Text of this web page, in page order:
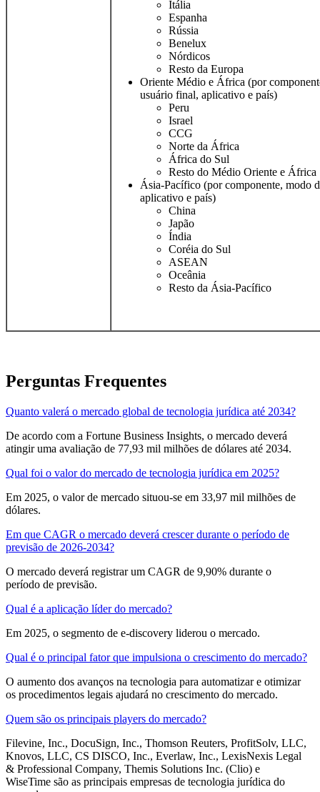
Itália
Espanha
Rússia
Benelux
Nórdicos
Resto da Europa
Oriente Médio e África (por
usuário final, aplicativo e país)
Peru
Israel
CCG
Norte da África
África do Sul
Resto do Médio Oriente e África
Ásia-Pacífico (por componente, modo
aplicativo e país)
China
Japão
Índia
Coréia do Sul
ASEAN
Oceânia
Resto da Ásia-Pacífico
Perguntas Frequentes
Quanto valerá o mercado global de tecnologia jurídica até 2034?
De acordo com a Fortune Business Insights, o mercado deverá
atingir uma avaliação de 77,93 mil milhões de dólares até 2034.
Qual foi o valor do mercado de tecnologia jurídica em 2025?
Em 2025, o valor de mercado situou-se em 33,97 mil milhões de
dólares.
Em que CAGR o mercado deverá crescer durante o período de
previsão de 2026-2034?
O mercado deverá registrar um CAGR de 9,90% durante o
período de previsão.
Qual é a aplicação líder do mercado?
Em 2025, o segmento de e-discovery liderou o mercado.
Qual é o principal fator que impulsiona o crescimento do mercado?
O aumento dos avanços na tecnologia para automatizar e otimizar
os procedimentos legais ajudará no crescimento do mercado.
Quem são os principais players do mercado?
Filevine, Inc., DocuSign, Inc., Thomson Reuters, ProfitSolv, LLC,
Knovos, LLC, CS DISCO, Inc., Everlaw, Inc., LexisNexis Legal
& Professional Company, Themis Solutions Inc. (Clio) e
WiseTime são as principais empresas de tecnologia jurídica do